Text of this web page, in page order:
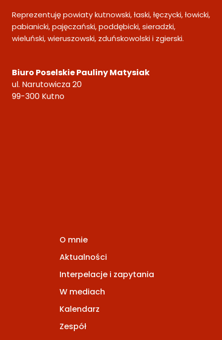
Reprezentuję powiaty kutnowski, łaski, łęczycki, łowicki,
pabianicki, pajęczański, poddębicki, sieradzki,
wieluński, wieruszowski, zduńskowolski i zgierski.
Biuro Poselskie Pauliny Matysiak
ul. Narutowicza 20
99-300 Kutno
O mnie
Aktualności
Interpelacje i zapytania
W mediach
Kalendarz
Zespół